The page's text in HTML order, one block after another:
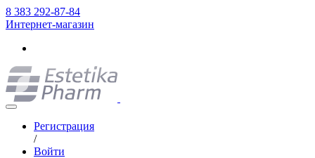
8 383 292-87-84
Интернет-магазин
Регистрация
/
Войти